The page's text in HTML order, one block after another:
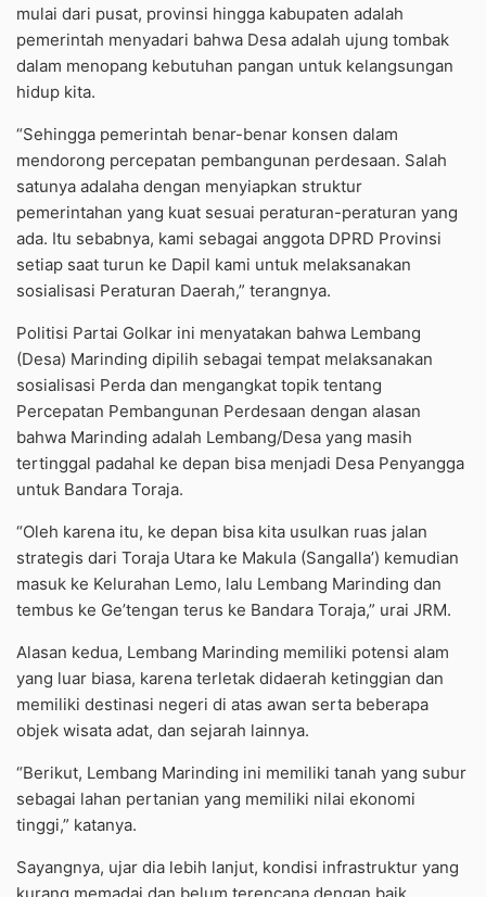
mulai dari pusat, provinsi hingga kabupaten adalah
pemerintah menyadari bahwa Desa adalah ujung tombak
dalam menopang kebutuhan pangan untuk kelangsungan
hidup kita.
“Sehingga pemerintah benar-benar konsen dalam
mendorong percepatan pembangunan perdesaan. Salah
satunya adalaha dengan menyiapkan struktur
pemerintahan yang kuat sesuai peraturan-peraturan yang
ada. Itu sebabnya, kami sebagai anggota DPRD Provinsi
setiap saat turun ke Dapil kami untuk melaksanakan
sosialisasi Peraturan Daerah,” terangnya.
Politisi Partai Golkar ini menyatakan bahwa Lembang
(Desa) Marinding dipilih sebagai tempat melaksanakan
sosialisasi Perda dan mengangkat topik tentang
Percepatan Pembangunan Perdesaan dengan alasan
bahwa Marinding adalah Lembang/Desa yang masih
tertinggal padahal ke depan bisa menjadi Desa Penyangga
untuk Bandara Toraja.
“Oleh karena itu, ke depan bisa kita usulkan ruas jalan
strategis dari Toraja Utara ke Makula (Sangalla’) kemudian
masuk ke Kelurahan Lemo, lalu Lembang Marinding dan
tembus ke Ge’tengan terus ke Bandara Toraja,” urai JRM.
Alasan kedua, Lembang Marinding memiliki potensi alam
yang luar biasa, karena terletak didaerah ketinggian dan
memiliki destinasi negeri di atas awan serta beberapa
objek wisata adat, dan sejarah lainnya.
“Berikut, Lembang Marinding ini memiliki tanah yang subur
sebagai lahan pertanian yang memiliki nilai ekonomi
tinggi,” katanya.
Sayangnya, ujar dia lebih lanjut, kondisi infrastruktur yang